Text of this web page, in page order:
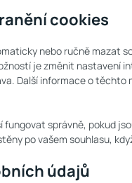
cookies
nebo ručně mazat
je změnit nastavení
Další informace o
fungovat správně, pokud
po vašem souhlasu,
údajů